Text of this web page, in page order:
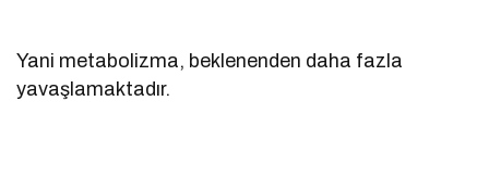
Yani metabolizma, beklenenden daha fazla
yavaşlamaktadır.